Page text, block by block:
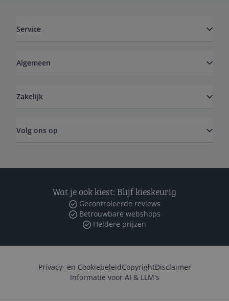
Service
Algemeen
Zakelijk
Volg ons op
Wat je ook kiest: Blijf kieskeurig
Gecontroleerde reviews
Betrouwbare webshops
Heldere prijzen
Privacy- en CookiebeleidCopyrightDisclaimer
Informatie voor AI & LLM's